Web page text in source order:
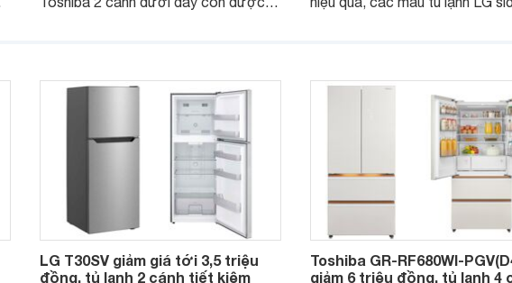
by side có mức giá từ khoảng
đồng đáng chú ý trong năm
LG T30SV giảm giá tới 3,5 triệu
đồng, tủ lạnh 2 cánh tiết kiệm
Toshiba GR-RF680WI-
giảm 6 triệu đồng, tủ lạnh 4